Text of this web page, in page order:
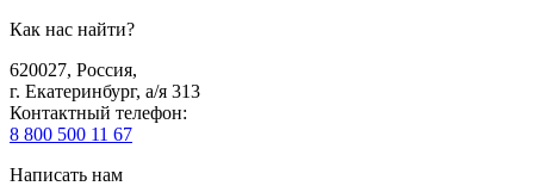
Как нас найти?
620027, Россия,
г. Екатеринбург, а/я 313
Контактный телефон:
8 800 500 11 67
Написать нам